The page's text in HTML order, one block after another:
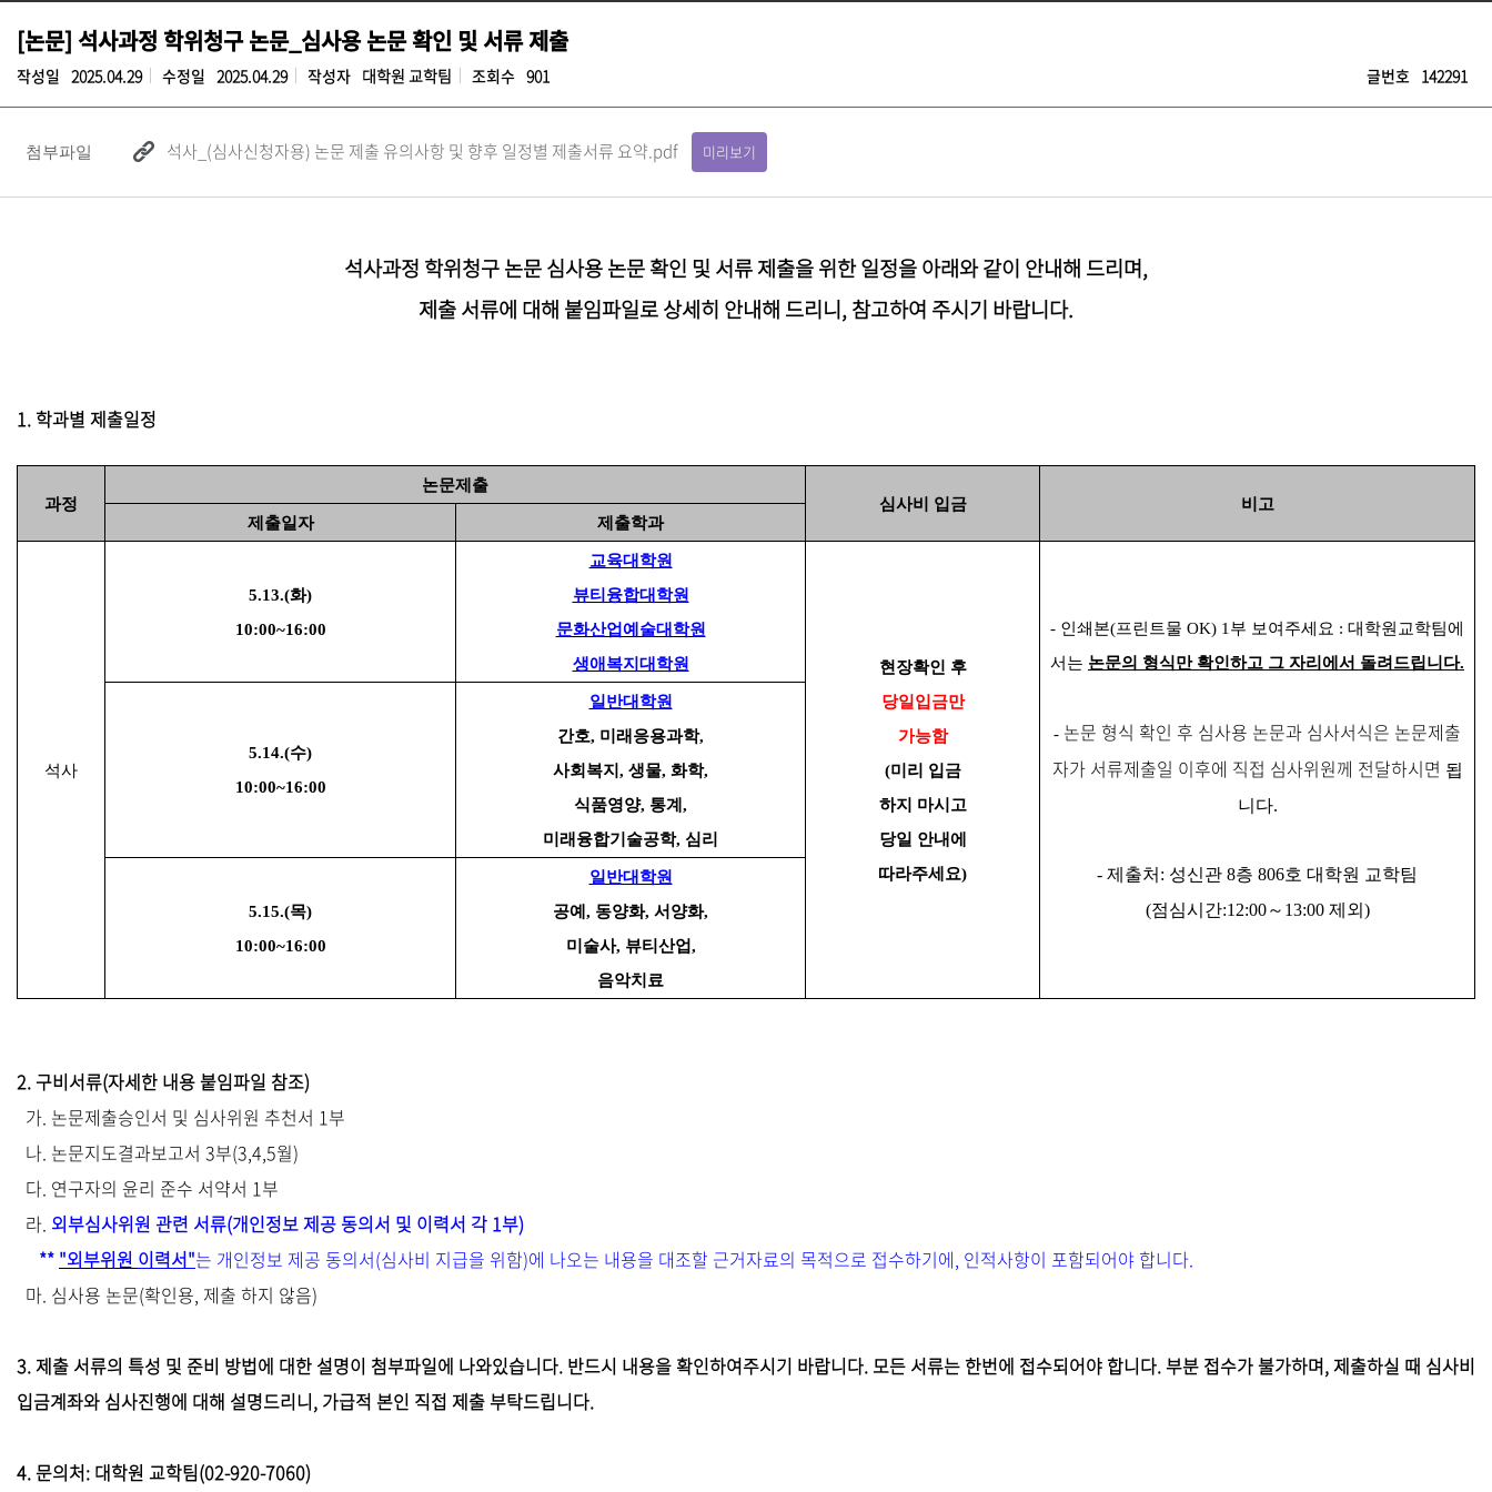
[논문] 석사과정 학위청구 논문_심사용 논문 확인 및 서류 제출
작성일 2025.04.29 수정일 2025.04.29 작성자 대학원 교학팀 조회수 901 글번호 142291
첨부파일 석사_(심사신청자용) 논문 제출 유의사항 및 향후 일정별 제출서류 요약.pdf 미리보기
석사과정 학위청구 논문 심사용 논문 확인 및 서류 제출을 위한 일정을 아래와 같이 안내해 드리며,
제출 서류에 대해 붙임파일로 상세히 안내해 드리니, 참고하여 주시기 바랍니다.
1. 학과별 제출일정
과정
논문제출
심사비 입금
비고
제출일자
제출학과
석사
5.13.(화)
10:00~16:00
교육대학원
뷰티융합대학원
문화산업예술대학원
생애복지대학원
현장확인 후
당일입금만
가능함
(미리 입금
하지 마시고
당일 안내에
따라주세요)
- 인쇄본(프린트물 OK) 1 부 보여주세요 : 대학원교학팀에
서는 논문의 형식만 확인하고 그 자리에서 돌려드립니다.
- 논문 형식 확인 후 심사용 논문과 심사서식은 논문제출
자가 서류제출일 이후에 직접 심사위원께 전달하시면 됩
니다.
- 제출처 : 성신관 8층 806호 대학원 교학팀
(점심시간:12:00～ 13:00 제외 )
5.14.(수)
10:00~16:00
일반대학원
간호, 미래응용과학,
사회복지 , 생물, 화학,
식품영양, 통계 ,
미래융합기술공학, 심리
5.15.(목)
10:00~16:00
일반대학원
공예 , 동양화, 서양화,
미술사, 뷰티산업,
음악치료
2. 구비서류(자세한 내용 붙임파일 참조)
가. 논문제출승인서 및 심사위원 추천서 1부
나. 논문지도결과보고서 3부(3,4,5월)
다. 연구자의 윤리 준수 서약서 1부
라. 외부심사위원 관련 서류(개인정보 제공 동의서 및 이력서 각 1부)
** "외부위원 이력서"는 개인정보 제공 동의서(심사비 지급을 위함)에 나오는 내용을 대조할 근거자료의 목적으로 접수하기에, 인적사항이 포함되어야 합니다.
마. 심사용 논문(확인용, 제출 하지 않음)
3. 제출 서류의 특성 및 준비 방법에 대한 설명이 첨부파일에 나와있습니다. 반드시 내용을 확인하여주시기 바랍니다. 모든 서류는 한번에 접수되어야 합니다. 부분 접수가 불가하며, 제출하실 때 심사비
입금계좌와 심사진행에 대해 설명드리니, 가급적 본인 직접 제출 부탁드립니다.
4. 문의처: 대학원 교학팀(02-920-7060)